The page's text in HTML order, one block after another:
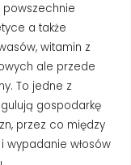
powszechnie
a także
witamin z
ale przede
To jedne z
gospodarkę
przez co między
wypadanie włosów